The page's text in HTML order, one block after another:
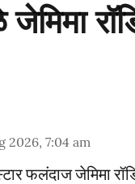
जेमिमा
2026, 7:04 am
स्टार फलंदाज जेमिमा